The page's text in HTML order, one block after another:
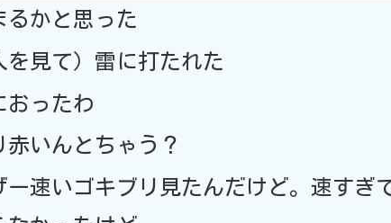
るかと思った
を見て）雷に打たれた
おったわ
赤いんとちゃう？
ー速いゴキブリ見たんだけど。速すぎ